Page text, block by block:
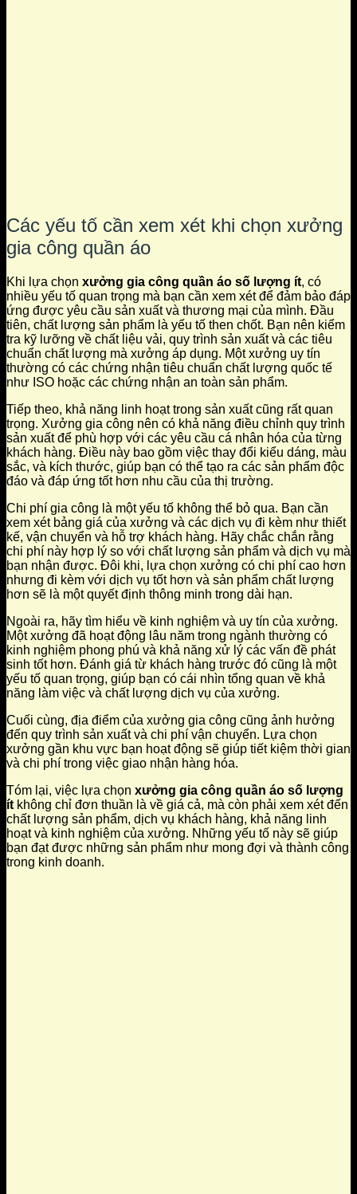
Các yếu tố cần xem xét khi chọn xưởng
gia công quần áo
Khi lựa chọn xưởng gia công quần áo số lượng ít, có
nhiều yếu tố quan trọng mà bạn cần xem xét để đảm bảo đáp
ứng được yêu cầu sản xuất và thương mại của mình. Đầu
tiên, chất lượng sản phẩm là yếu tố then chốt. Bạn nên kiểm
tra kỹ lưỡng về chất liệu vải, quy trình sản xuất và các tiêu
chuẩn chất lượng mà xưởng áp dụng. Một xưởng uy tín
thường có các chứng nhận tiêu chuẩn chất lượng quốc tế
như ISO hoặc các chứng nhận an toàn sản phẩm.
Tiếp theo, khả năng linh hoạt trong sản xuất cũng rất quan
trọng. Xưởng gia công nên có khả năng điều chỉnh quy trình
sản xuất để phù hợp với các yêu cầu cá nhân hóa của từng
khách hàng. Điều này bao gồm việc thay đổi kiểu dáng, màu
sắc, và kích thước, giúp bạn có thể tạo ra các sản phẩm độc
đáo và đáp ứng tốt hơn nhu cầu của thị trường.
Chi phí gia công là một yếu tố không thể bỏ qua. Bạn cần
xem xét bảng giá của xưởng và các dịch vụ đi kèm như thiết
kế, vận chuyển và hỗ trợ khách hàng. Hãy chắc chắn rằng
chi phí này hợp lý so với chất lượng sản phẩm và dịch vụ mà
bạn nhận được. Đôi khi, lựa chọn xưởng có chi phí cao hơn
nhưng đi kèm với dịch vụ tốt hơn và sản phẩm chất lượng
hơn sẽ là một quyết định thông minh trong dài hạn.
Ngoài ra, hãy tìm hiểu về kinh nghiệm và uy tín của xưởng.
Một xưởng đã hoạt động lâu năm trong ngành thường có
kinh nghiệm phong phú và khả năng xử lý các vấn đề phát
sinh tốt hơn. Đánh giá từ khách hàng trước đó cũng là một
yếu tố quan trọng, giúp bạn có cái nhìn tổng quan về khả
năng làm việc và chất lượng dịch vụ của xưởng.
Cuối cùng, địa điểm của xưởng gia công cũng ảnh hưởng
đến quy trình sản xuất và chi phí vận chuyển. Lựa chọn
xưởng gần khu vực bạn hoạt động sẽ giúp tiết kiệm thời gian
và chi phí trong việc giao nhận hàng hóa.
Tóm lại, việc lựa chọn xưởng gia công quần áo số lượng
ít không chỉ đơn thuần là về giá cả, mà còn phải xem xét đến
chất lượng sản phẩm, dịch vụ khách hàng, khả năng linh
hoạt và kinh nghiệm của xưởng. Những yếu tố này sẽ giúp
bạn đạt được những sản phẩm như mong đợi và thành công
trong kinh doanh.